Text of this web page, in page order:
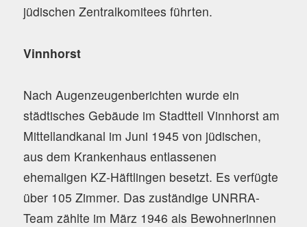
jüdischen Zentralkomitees führten.
Vinnhorst
Nach Augenzeugenberichten wurde ein
städtisches Gebäude im Stadtteil Vinnhorst am
Mittellandkanal im Juni 1945 von jüdischen,
aus dem Krankenhaus entlassenen
ehemaligen KZ-Häftlingen besetzt. Es verfügte
über 105 Zimmer. Das zuständige UNRRA-
Team zählte im März 1946 als Bewohnerinnen